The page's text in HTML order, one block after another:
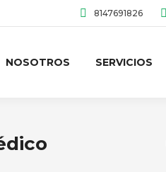
8147691826
NOSOTROS SERVICIOS